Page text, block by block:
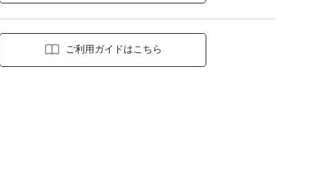
ご利用ガイドはこちら